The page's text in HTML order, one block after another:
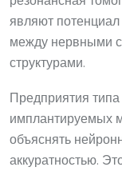
являют
между нервными
структурами.
Предприятия
имплантируемых
объяснять
аккуратностью.